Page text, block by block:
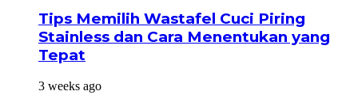
Tips Memilih Wastafel Cuci Piring
Stainless dan Cara Menentukan yang
Tepat
3 weeks ago